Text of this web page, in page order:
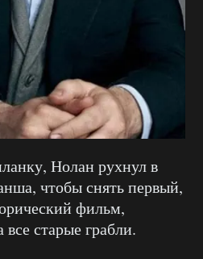
Нолан рухнул в
чтобы снять первый,
фильм,
старые грабли.